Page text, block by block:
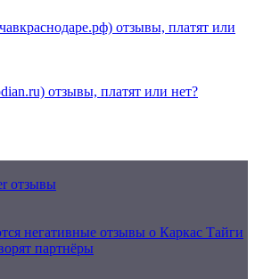
отзывы, платят или
отзывы, платят или нет?
отзывы
негативные отзывы о Каркас Тайги
партнёры